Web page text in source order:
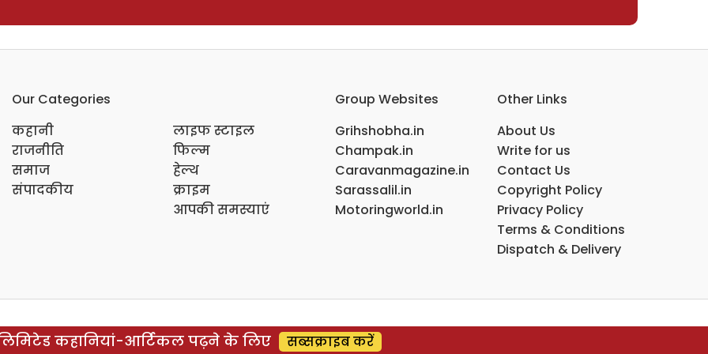
Our Categories
कहानी
राजनीति
समाज
संपादकीय
लाइफ स्टाइल
फिल्म
हेल्थ
क्राइम
आपकी समस्याएं
Group Websites
Grihshobha.in
Champak.in
Caravanmagazine.in
Sarassalil.in
Motoringworld.in
Other Links
About Us
Write for us
Contact Us
Copyright Policy
Privacy Policy
Terms & Conditions
Dispatch & Delivery
कहानियां-आर्टिकल पढ़ने के लिए सब्सक्राइब करें